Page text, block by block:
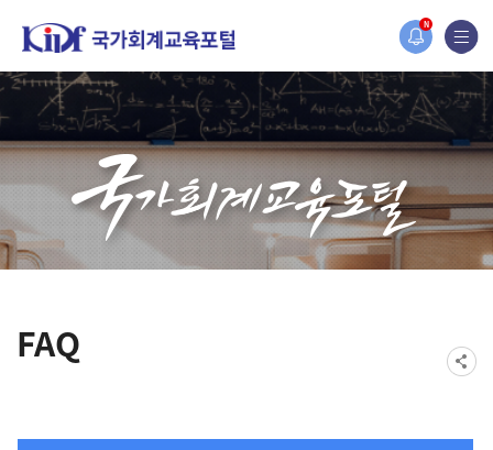
N
홈페이지가 새롭게 개편되었습니다.
한국조세재정연구원홈페이지가 새롭게 개설되었습니다.
FAQ